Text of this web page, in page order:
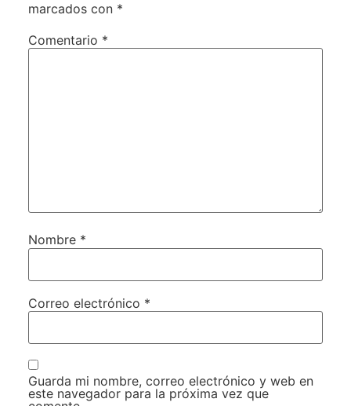
marcados con *
Comentario *
Nombre *
Correo electrónico *
Guarda mi nombre, correo electrónico y web en
este navegador para la próxima vez que